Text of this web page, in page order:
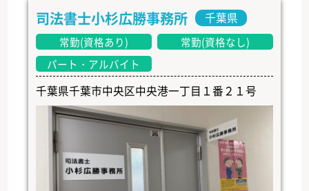
司法書士小杉広勝事務所 千葉県
常勤(資格あり)
常勤(資格なし)
パート・アルバイト
千葉県千葉市中央区中央港一丁目１番２１号